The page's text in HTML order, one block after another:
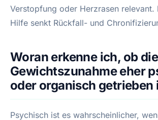
Verstopfung oder Herzrasen relevant.
Hilfe senkt Rückfall- und
Woran erkenne ich, ob die
Gewichtszunahme eher
oder organisch getrieben
Psychisch ist es wahrscheinlicher,